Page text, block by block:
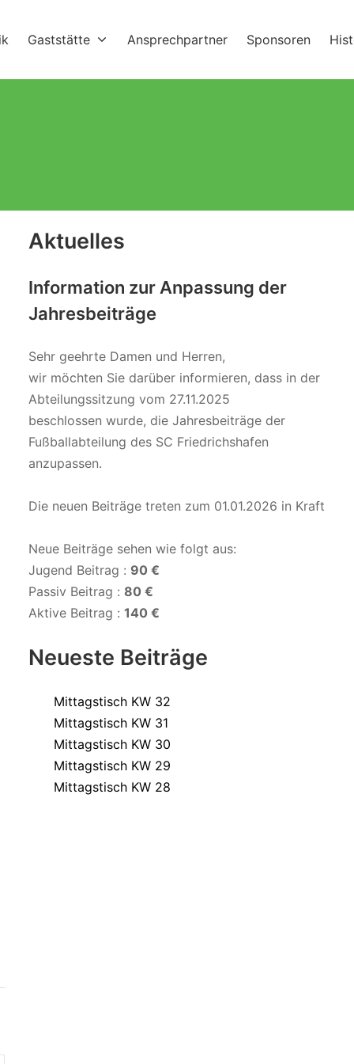
Gaststätte Ansprechpartner Sponsoren
Aktuelles
Information zur Anpassung der
Jahresbeiträge
Sehr geehrte Damen und Herren,
wir möchten Sie darüber informieren, dass in der
Abteilungssitzung vom 27.11.2025
beschlossen wurde, die Jahresbeiträge der
Fußballabteilung des SC Friedrichshafen
anzupassen.
Die neuen Beiträge treten zum 01.01.2026 in Kraft
Neue Beiträge sehen wie folgt aus:
Jugend Beitrag : 90 €
Passiv Beitrag : 80 €
Aktive Beitrag : 140 €
Neueste Beiträge
Mittagstisch KW 32
Mittagstisch KW 31
Mittagstisch KW 30
Mittagstisch KW 29
Mittagstisch KW 28